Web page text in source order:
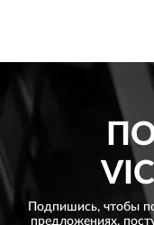
Подпишись, чтобы
предложениях,